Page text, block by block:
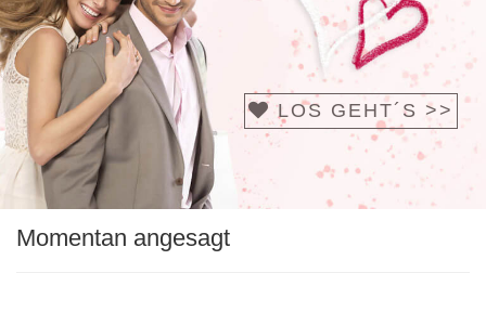
LOS GEHT´S >>
Zurück
Momentan angesagt